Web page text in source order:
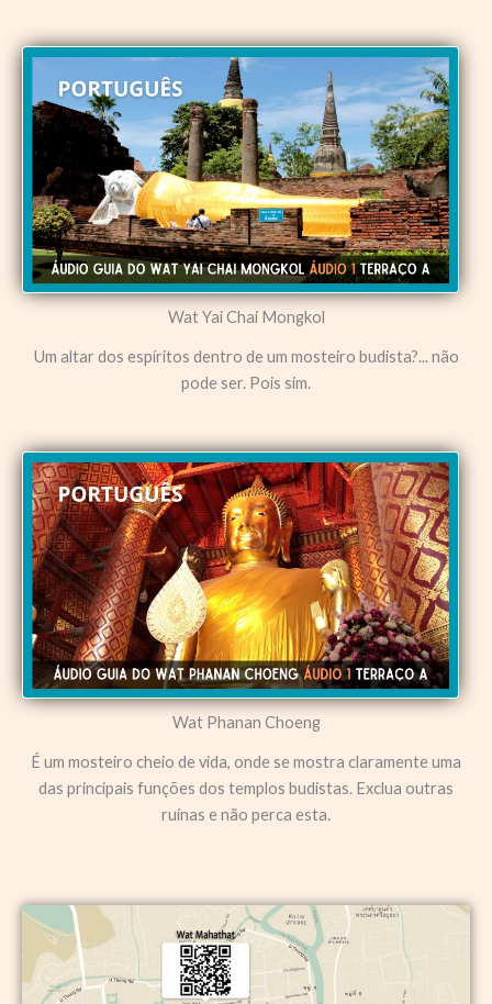
Wat Yai Chai Mongkol
Um altar dos espíritos dentro de um mosteiro budista?... não
pode ser. Pois sim.
Wat Phanan Choeng
É um mosteiro cheio de vida, onde se mostra claramente uma
das principais funções dos templos budistas. Exclua outras
ruínas e não perca esta.